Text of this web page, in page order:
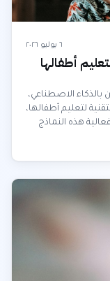
٦ يوليو ٢٠٢٦
أطفالها
بالذكاء الاصطناعي،
لتعليم أطفالها،
هذه النماذج
واستبعادها